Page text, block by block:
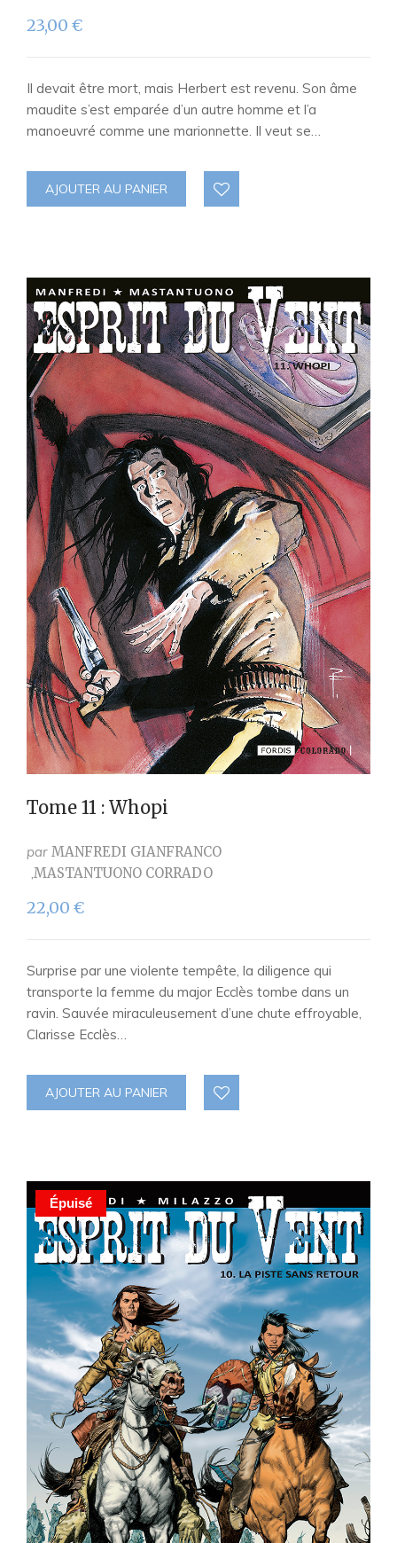
23,00 €
Il devait être mort, mais Herbert est revenu. Son âme
maudite s’est emparée d’un autre homme et l’a
manoeuvré comme une marionnette. Il veut se…
AJOUTER AU PANIER
Tome 11 : Whopi
par MANFREDI GIANFRANCO
MASTANTUONO CORRADO
22,00 €
Surprise par une violente tempête, la diligence qui
transporte la femme du major Ecclès tombe dans un
ravin. Sauvée miraculeusement d’une chute effroyable,
Clarisse Ecclès…
AJOUTER AU PANIER
Épuisé